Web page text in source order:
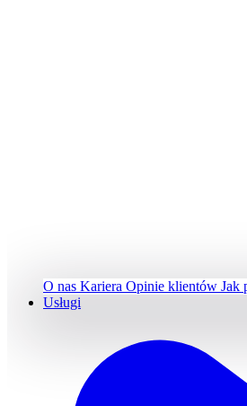
O nas Kariera Opinie klientów Jak
Usługi